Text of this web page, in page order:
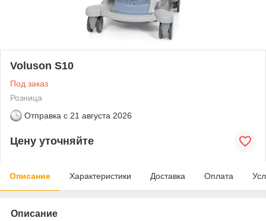
Voluson S10
Под заказ
Розница
Отправка с 21 августа 2026
Цену уточняйте
Описание Характеристики Доставка Оплата
Описание